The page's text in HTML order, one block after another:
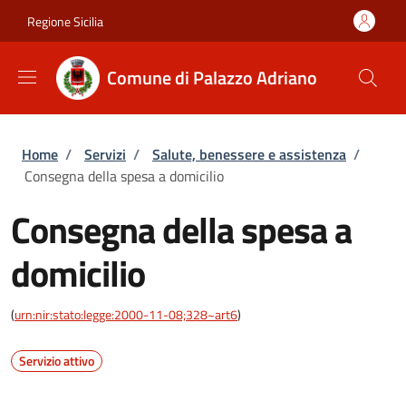
Regione Sicilia
Comune di Palazzo Adriano
Briciole di pane
Home / Servizi / Salute, benessere e assistenza /
Consegna della spesa a domicilio
Consegna della spesa a
domicilio
(urn:nir:stato:legge:2000-11-08;328~art6)
Servizio attivo